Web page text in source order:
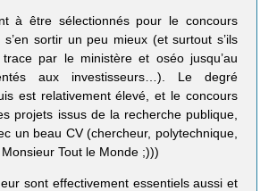
à être sélectionnés pour le concours
sortir un peu mieux (et surtout s’ils
par le ministère et oséo jusqu’au
aux investisseurs…). Le degré
est relativement élevé, et le concours
projets issus de la recherche publique,
un beau CV (chercheur, polytechnique,
Tout le Monde ;)))
sont effectivement essentiels aussi et